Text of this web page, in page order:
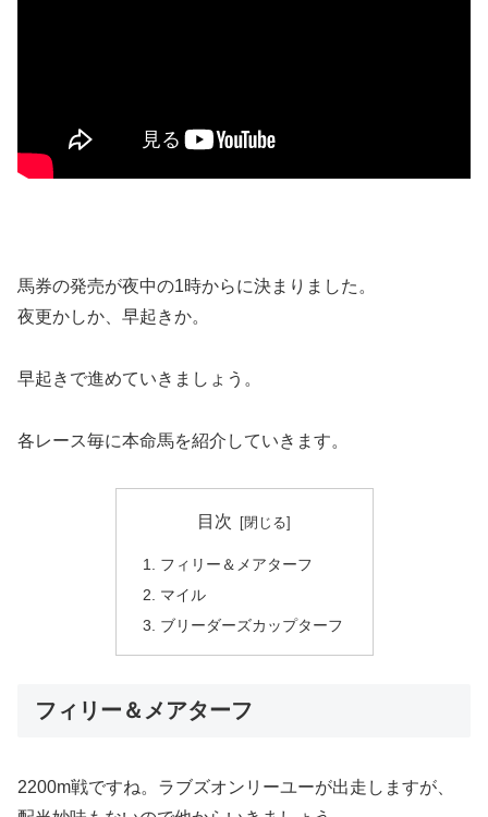
馬券の発売が夜中の1時からに決まりました。
夜更かしか、早起きか。
早起きで進めていきましょう。
各レース毎に本命馬を紹介していきます。
目次
フィリー＆メアターフ
マイル
ブリーダーズカップターフ
フィリー＆メアターフ
2200m戦ですね。ラブズオンリーユーが出走しますが、